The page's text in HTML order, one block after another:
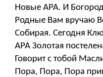
Новые АРА. И
Родные Вам вручаю
Собирая. Сегодня
АРА Золотая
Говорит с тобой
Пора, Пора, Пора